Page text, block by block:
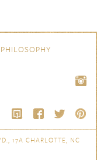
PHILOSOPHY
17A CHARLOTTE, NC